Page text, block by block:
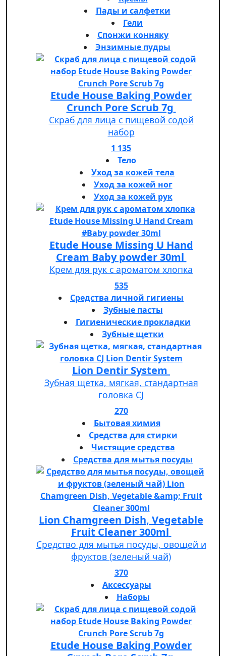
Пады и салфетки
Гели
Спонжи конняку
Энзимные пудры
Etude House Baking Powder
Crunch Pore Scrub 7g
Скраб для лица с пищевой содой
набор
1 135
Тело
Уход за кожей тела
Уход за кожей ног
Уход за кожей рук
Etude House Missing U Hand
Cream Baby powder 30ml
Крем для рук с ароматом хлопка
535
Средства личной гигиены
Зубные пасты
Гигиенические прокладки
Зубные щетки
Lion Dentir System
Зубная щетка, мягкая, стандартная
головка СJ
270
Бытовая химия
Средства для стирки
Чистящие средства
Средства для мытья посуды
Lion Chamgreen Dish, Vegetable
Fruit Cleaner 300ml
Средство для мытья посуды, овощей и
фруктов (зеленый чай)
370
Аксессуары
Наборы
Etude House Baking Powder